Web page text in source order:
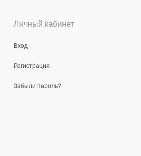
Личный кабинет
Вход
Регистрация
Забыли пароль?